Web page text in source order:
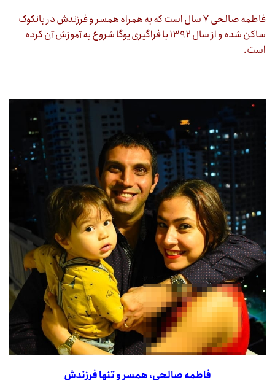
فاطمه صالحی ۷ سال است که به همراه همسر و فرزندش در بانکوک
ساکن شده و از سال ۱۳۹۲ با فراگیری یوگا شروع به آموزش آن کرده
است.
فاطمه صالحی، همسر و تنها فرزندش